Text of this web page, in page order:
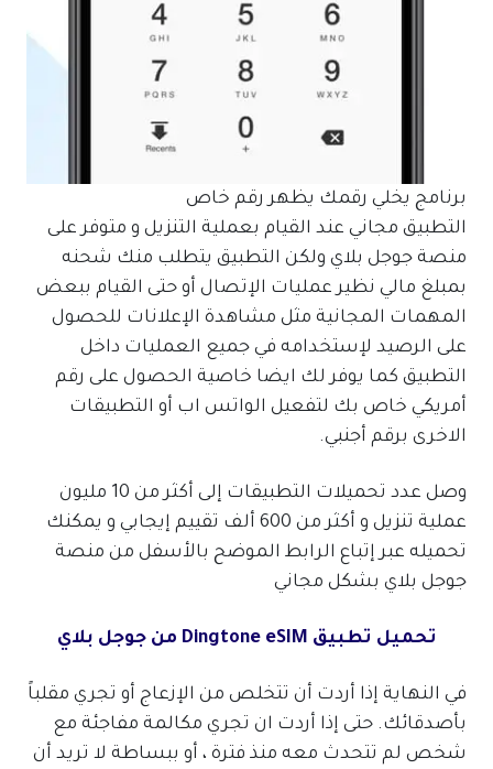
برنامج يخلي رقمك يظهر رقم خاص
التطبيق مجاني عند القيام بعملية التنزيل و متوفر على
منصة جوجل بلاي ولكن التطبيق يتطلب منك شحنه
بمبلغ مالي نظير عمليات الإتصال أو حتى القيام ببعض
المهمات المجانية مثل مشاهدة الإعلانات للحصول
على الرصيد لإستخدامه في جميع العمليات داخل
التطبيق كما يوفر لك ايضا خاصية الحصول على رقم
أمريكي خاص بك لتفعيل الواتس اب أو التطبيقات
الاخرى برقم أجنبي.
وصل عدد تحميلات التطبيقات إلى أكثر من 10 مليون
عملية تنزيل و أكثر من 600 ألف تقييم إيجابي و يمكنك
تحميله عبر إتباع الرابط الموضح بالأسفل من منصة
جوجل بلاي بشكل مجاني
تحميل تطبيق Dingtone eSIM من جوجل بلاي
في النهاية إذا أردت أن تتخلص من الإزعاج أو تجري مقلباً
بأصدقائك. حتى إذا أردت ان تجري مكالمة مفاجئة مع
شخص لم تتحدث معه منذ فترة ، أو ببساطة لا تريد أن